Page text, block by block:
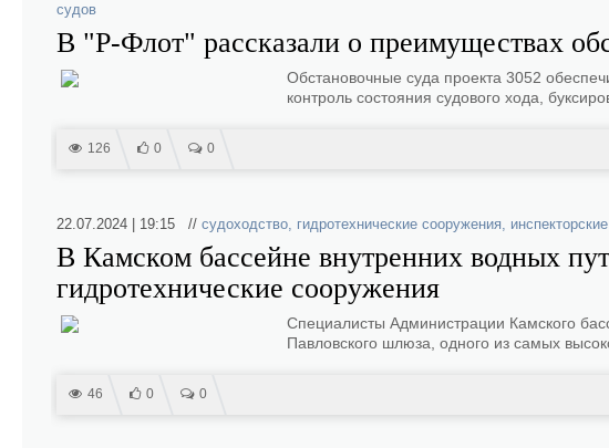
судов
В "Р-Флот" рассказали о преимуществах
Обстановочные суда проекта 3052
контроль состояния судового хода,
126 0 0
22.07.2024 | 19:15 // судоходство, гидротехнические сооружения,
В Камском бассейне внутренних водных
гидротехнические сооружения
Специалисты Администрации Камского
Павловского шлюза, одного из самых
46 0 0